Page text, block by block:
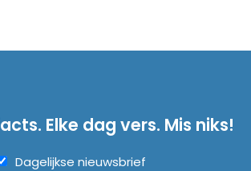
Elke dag vers. Mis niks!
Dagelijkse nieuwsbrief